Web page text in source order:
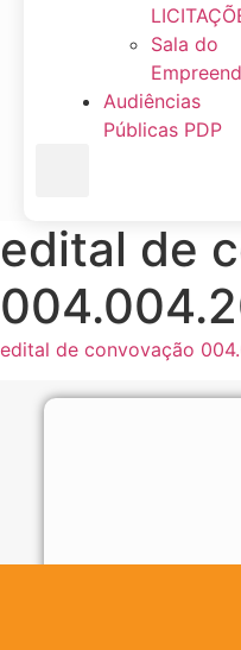
Sala do
Audiências
Públicas PDP
edital de
edital de convovação